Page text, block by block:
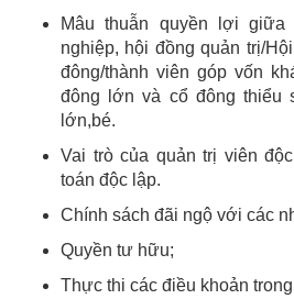
Mâu thuẫn quyền lợi
nghiệp, hội đồng quản trị/
đông/thành viên góp vốn
đông lớn và cổ đông thiểu
lớn,bé.
Vai trò của quản trị viên
toán độc lập.
Chính sách đãi ngộ với các
Quyền tư hữu;
Thực thi các điều khoản